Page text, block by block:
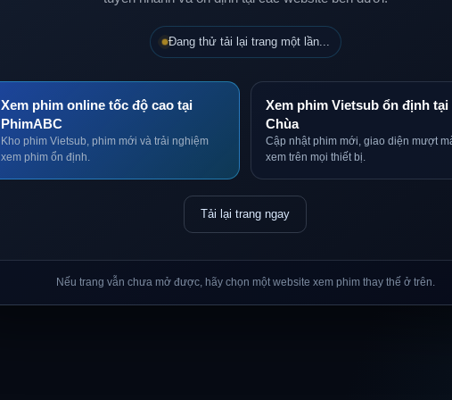
Đang thử tải lại trang một lần...
Xem phim online tốc độ cao tại
PhimABC
Kho phim Vietsub, phim mới và trải nghiệm
xem phim ổn định.
Xem phim Vietsub ổn định tại
Chùa
Cập nhật phim mới, giao diện mượt
xem trên mọi thiết bị.
Tải lại trang ngay
Nếu trang vẫn chưa mở được, hãy chọn một website xem phim thay thế ở trên.